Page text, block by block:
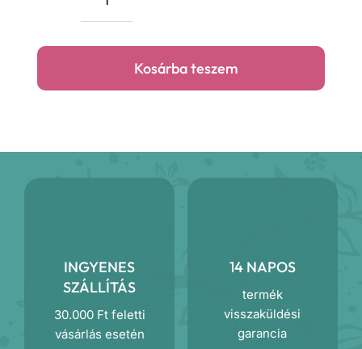
Rózsaszín
takaróKosárba teszem
INGYENES
SZÁLLÍTÁS
30.000 Ft feletti
vásárlás esetén
14 NAPOS
termék
visszaküldési
garancia